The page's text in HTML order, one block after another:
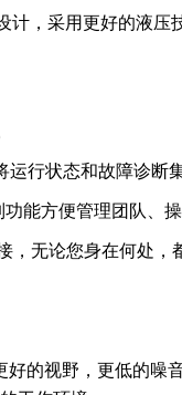
计，采用更好的液压
行状态和故障诊断
功能方便管理团队、
无论您身在何处，
好的视野，更低的噪